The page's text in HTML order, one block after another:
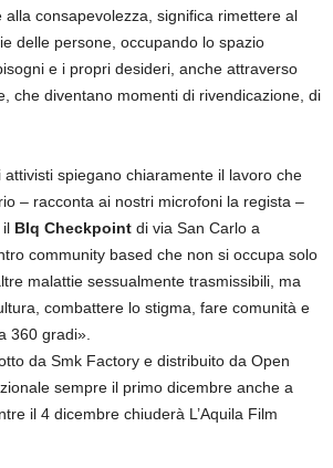
alla consapevolezza, significa rimettere al
delle persone, occupando lo spazio
e i propri desideri, anche attraverso
che diventano momenti di rivendicazione, di
spiegano chiaramente il lavoro che
– racconta ai nostri microfoni la regista –
il Blq Checkpoint di via San Carlo a
community based che non si occupa solo
malattie sessualmente trasmissibili, ma
combattere lo stigma, fare comunità e
360 gradi».
da Smk Factory e distribuito da Open
sempre il primo dicembre anche a
il 4 dicembre chiuderà L’Aquila Film